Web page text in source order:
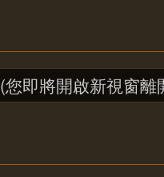
(您即將開啟新視窗離